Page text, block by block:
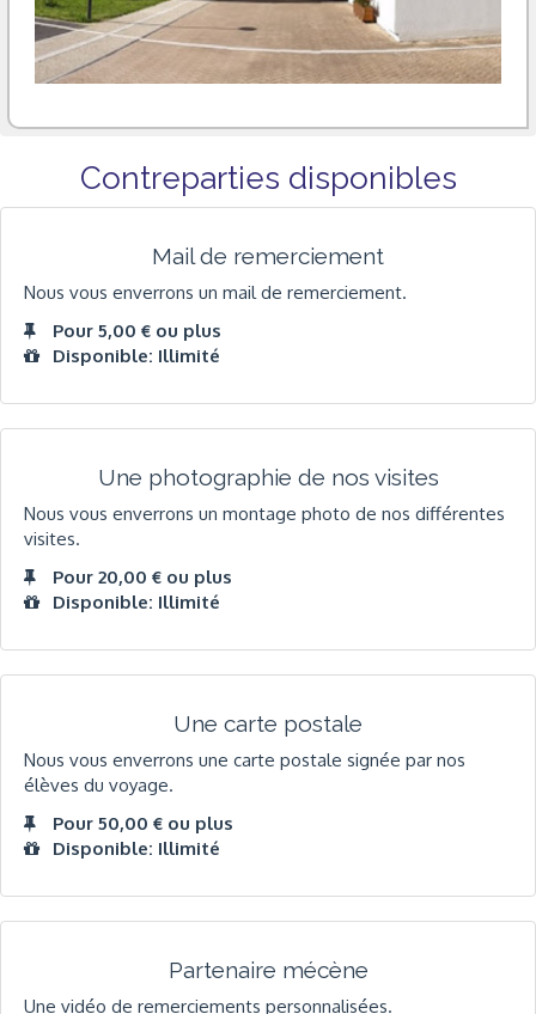
Contreparties disponibles
Mail de remerciement
Nous vous enverrons un mail de remerciement.
Pour 5,00 € ou plus
Disponible: Illimité
Une photographie de nos visites
Nous vous enverrons un montage photo de nos différentes
visites.
Pour 20,00 € ou plus
Disponible: Illimité
Une carte postale
Nous vous enverrons une carte postale signée par nos
élèves du voyage.
Pour 50,00 € ou plus
Disponible: Illimité
Partenaire mécène
Une vidéo de remerciements personnalisées.